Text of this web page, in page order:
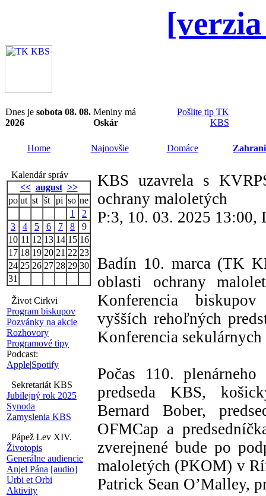
Dnes je sobota 08. 08.
2026
Meniny má
Oskár
Pošlite tip TK
KBS
Home Najnovšie Domáce
Kalendár správ
<< august >>
po ut st št pi so ne
1
2
3
4 5 6 7 8
9
10 11 12 13 14 15 16
17 18 19 20 21 22 23
24 25 26 27 28 29 30
31
Život Cirkvi
Program biskupov
Pozvánky na akcie
Rozhovory
Programové tipy
Podcast:
Apple|Spotify
Sekretariát KBS
Jubilejný rok 2025
Synoda
Zamyslenia KBS
Pápež Lev XIV.
Životopis
Generálne audiencie
Anjel Pána [audio]
Urbi et Orbi
Aktivity
KBS uzavrela s
ochrany maloletých
P:3, 10. 03. 2025 13:00,
Badín 10. marca (TK
oblasti ochrany
Konferencia
vyšších rehoľných
Konferencia
Počas 110.
predseda KBS,
Bernard Bober,
OFMCap a
zverejnené bude po
maloletých (PKOM) v
Patrick Sean O’Malley,